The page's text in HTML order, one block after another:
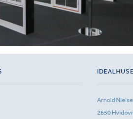
Arnold
2650